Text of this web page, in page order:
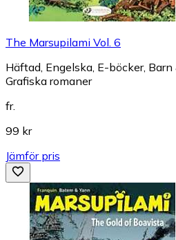
The Marsupilami Vol. 6
Häftad, Engelska, E-böcker, Barn
Grafiska romaner
fr.
99 kr
Jämför pris